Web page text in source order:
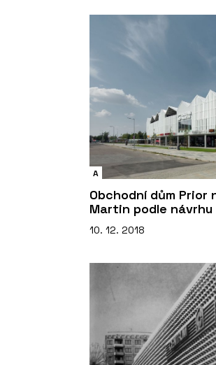
A
Obchodní dům Prior
Martin podle
10. 12. 2018